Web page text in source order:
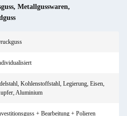
, Metallgusswaren,
Kohlenstoffstahl, Legierung, Eisen,
Aluminium
+ Bearbeitung + Polieren